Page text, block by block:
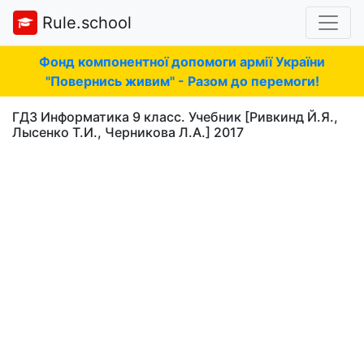
Rule.school
Фонд компонентної допомоги армії України
"Повернись живим" - Разом до перемоги!
ГДЗ Информатика 9 класс. Учебник [Ривкинд Й.Я.,
Лысенко Т.И., Черникова Л.А.] 2017